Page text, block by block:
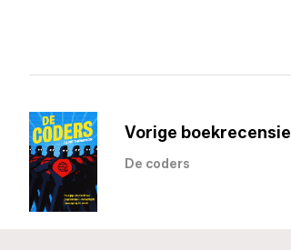
Vorige boekrecensie
De coders